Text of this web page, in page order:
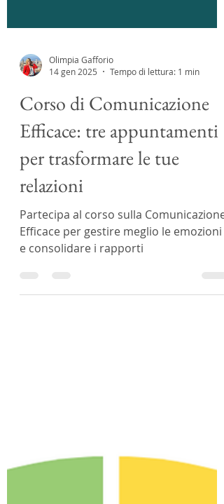
Olimpia Gafforio
14 gen 2025
Tempo di lettura: 1 min
Corso di Comunicazione
Efficace: tre appuntamenti
per trasformare le tue
relazioni
Partecipa al corso sulla Comunicazione